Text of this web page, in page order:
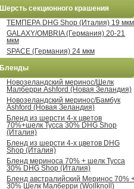
Шерсть секционного крашения
ТЕМПЕРА DHG Shop (Италия) 19 мкм
GALAXY/OMBRIA (Германия) 20-21
мкм
SPACE (Германия) 24 мкм
Бленды
Новозеландский меринос/Шелк
Малберри Ashford (Новая Зеландия)
Новозеландский меринос/Бамбук
Ashford (Новая Зеландия)
Бленд из шерсти 4-х цветов
70%+шелк Тусса 30% DHG Shop
(Италия)
Бленд из шерсти 4-х цветов DHG
Shop (Италия)
Бленд мериноса 70% + шелк Тусса
30% DHG Shop (Италия)
Бленд австралийский Меринос 70%
30% Шелк Малберри (Wollknoll)